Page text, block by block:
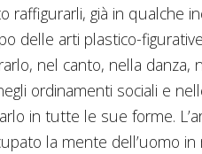
raffigurarli, già in qualche
delle arti plastico-
nel canto, nella danza,
ordinamenti sociali e
in tutte le sue forme.
la mente dell’uomo